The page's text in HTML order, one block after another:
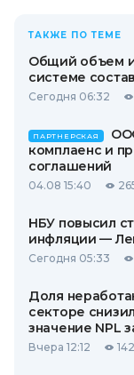
ТАКЖЕ ПО ТЕМЕ
Общий объем
системе
Сегодня 06:32
ПАРТНЕРСКАЯ
комплаенс и
соглашений
04.08 15:40
НБУ повысил
инфляции —
Сегодня 05:33
Доля
секторе
значение NPL
Вчера 12:12 142